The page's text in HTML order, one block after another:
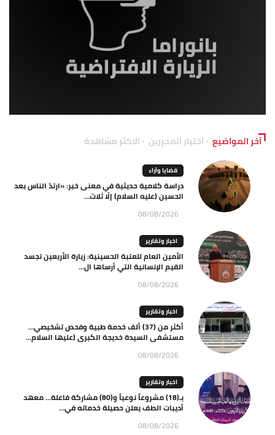
آخر المواضيع اختيار المحررين الاكثر مشاهدة
قضايا وآراء
دراسة كلامية حديثية في معنى خبر: «ارتدّ الناس بعد
الحسين (عليه السلام) إلّا ثلاث...
08/08/2026
اخبار وتقارير
الأمين العام للعتبة الحسينية: زيارة الأربعين تجسد
القيم الإنسانية التي أرساها ال...
08/08/2026
اخبار وتقارير
أكثر من (37) ألف خدمة طبية وفحص تشخيصي…
مستشفى السيدة خديجة الكبرى (عليها السلام...
08/08/2026
اخبار وتقارير
بـ(18) مشروعاً نوعياً و(80) مشاركة فاعلة… معهد
أديبات الطف يعلن حصيلة خدماته في...
08/08/2026